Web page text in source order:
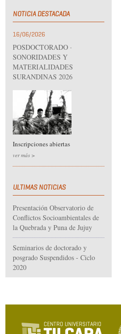
NOTICIA DESTACADA
16/06/2026
POSDOCTORADO ·
SONORIDADES Y
MATERIALIDADES
SURANDINAS 2026
Inscripciones abiertas
ver más >
ULTIMAS NOTICIAS
Presentación Observatorio de
Conflictos Socioambientales de
la Quebrada y Puna de Jujuy
Seminarios de doctorado y
posgrado Suspendidos - Ciclo
2020